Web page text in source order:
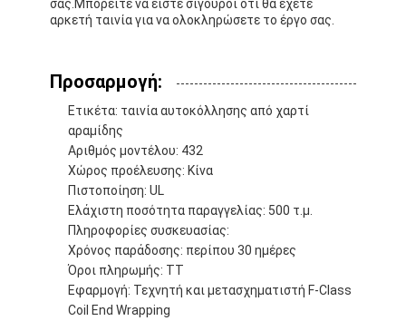
Ταινία υφασμάτων γυαλιού φύλλων αλουμινίου αργιλίου
Ύφασμα φίμπεργκλας φύλλων αλουμινίου αργιλίου
Scrim φύλλων αλουμινίου ταινία
Ταινία αγωγών υφασμάτων
Το διπλάσιο πλαισίωσε την κολλητική ταινία
Κολλητική ταινία της PET
Ρίψη επένδυσης ακρίβειας
σας.Μπορείτε να είστε σίγουροι ότι θα έχετε
αρκετή ταινία για να ολοκληρώσετε το έργο σας.
Προσαρμογή:
Ετικέτα: ταινία αυτοκόλλησης από χαρτί
αραμίδης
Αριθμός μοντέλου: 432
Χώρος προέλευσης: Κίνα
Πιστοποίηση: UL
Ελάχιστη ποσότητα παραγγελίας: 500 τ.μ.
Πληροφορίες συσκευασίας:
Χρόνος παράδοσης: περίπου 30 ημέρες
Όροι πληρωμής: TT
Εφαρμογή: Τεχνητή και μετασχηματιστή F-Class
Coil End Wrapping